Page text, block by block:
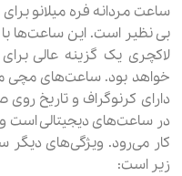
ساعت‌ مردانه فره میلانو
بی نظیر است. این ساعت‌ها
لاکچری یک گزینه عالی
خواهد بود. ساعت‌های مچی
دارای کرنوگراف و تاریخ
در ساعت‌های دیجیتالی است
کار می‌رود. ویژگی‌های دیگر
زیر است: